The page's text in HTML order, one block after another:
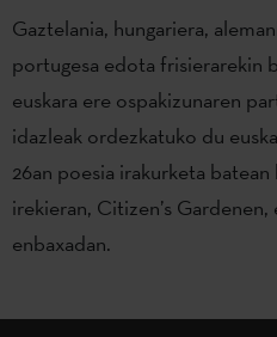
Gaztelania, hungariera,
portugesa edota frisierarekin
euskara ere ospakizunaren
idazleak ordezkatuko du
26an poesia irakurketa
irekieran, Citizen’s
enbaxadan.